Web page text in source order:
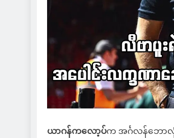
ယာဂန်ကလော့ပ်က အင်္ဂလန်ဘော